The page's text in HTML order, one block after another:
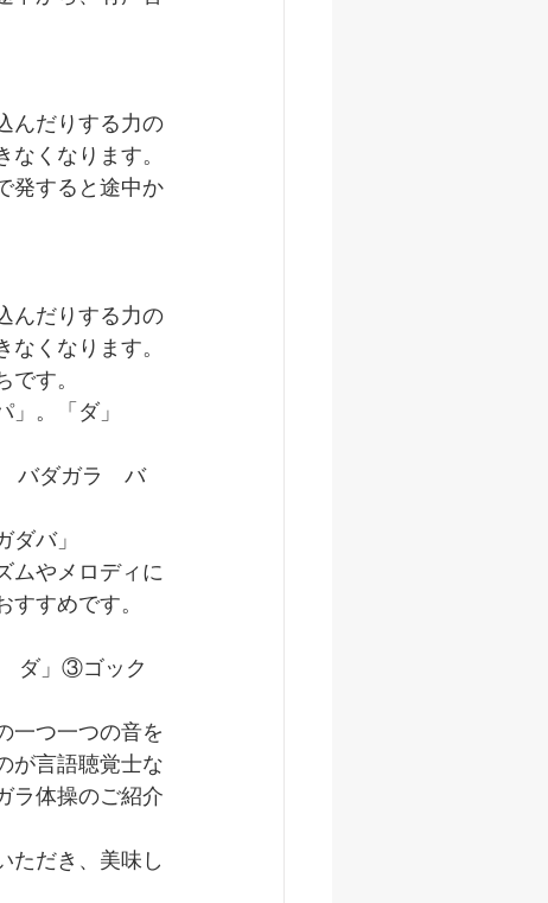
んだりする力の
くなります。
発すると途中か
んだりする力の
くなります。
す。
。「ダ」
バダガラ　バ
バ」
ムやメロディに
すめです。
一つ一つの音を
が言語聴覚士な
ラ体操のご紹介
ただき、美味し